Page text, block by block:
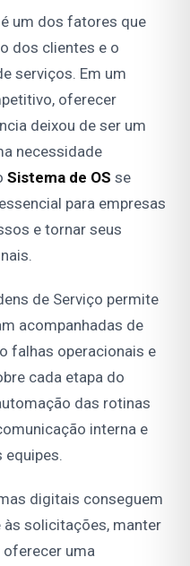
um dos fatores que
dos clientes e o
serviços. Em um
oferecer
deixou de ser um
necessidade
Sistema de OS se
para empresas
e tornar seus
de Serviço permite
acompanhadas de
falhas operacionais e
cada etapa do
das rotinas
interna e
equipes.
digitais conseguem
solicitações, manter
uma